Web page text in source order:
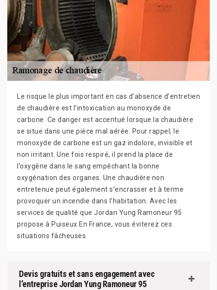
Le risque le plus important en cas d’absence d’entretien
de chaudière est l’intoxication au monoxyde de
carbone. Ce danger est accentué lorsque la chaudière
se situe dans une pièce mal aérée. Pour rappel, le
monoxyde de carbone est un gaz indolore, invisible et
non irritant. Une fois respiré, il prend la place de
l’oxygène dans le sang empêchant la bonne
oxygénation des organes. Une chaudière non
entretenue peut également s’encrasser et à terme
provoquer un incendie dans l’habitation. Avec les
services de qualité que Jordan Yung Ramoneur 95
propose à Puiseux En France, vous éviterez ces
situations fâcheuses.
Devis gratuits et sans engagement avec
l’entreprise Jordan Yung Ramoneur 95